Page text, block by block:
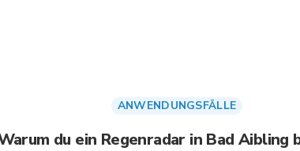
ANWENDUNGSFÄLLE
du ein Regenradar in Bad Aibling